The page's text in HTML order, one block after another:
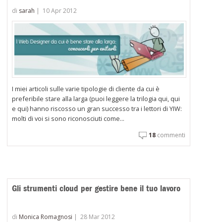
di sarah | 10 Apr 2012
I miei articoli sulle varie tipologie di cliente da cui è
preferibile stare alla larga (puoi leggere la trilogia qui, qui
e qui) hanno riscosso un gran successo tra i lettori di YIW:
molti di voi si sono riconosciuti come...
18commenti
Gli strumenti cloud per gestire bene il tuo lavoro
di Monica Romagnosi |28 Mar 2012